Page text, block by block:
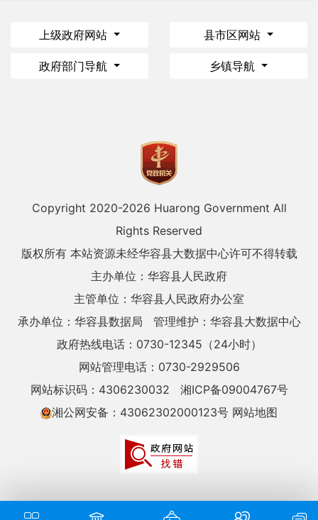
上级政府网站 县市区网站
政府部门导航 乡镇导航
Copyright 2020-2026 Huarong Government All
Rights Reserved
版权所有 本站资源未经华容县大数据中心许可不得转载
主办单位：华容县人民政府
主管单位：华容县人民政府办公室
承办单位：华容县数据局
管理维护：华容县大数据中心
政府热线电话：0730-12345（24小时）
网站管理电话：0730-2929506
网站标识码：4306230032
湘ICP备09004767号
湘公网安备：43062302000123号 网站地图